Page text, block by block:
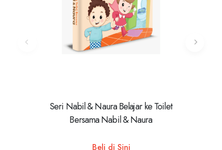
Seri Nabil & Naura Belajar ke Toilet
Bersama Nabil & Naura
Beli di Sini